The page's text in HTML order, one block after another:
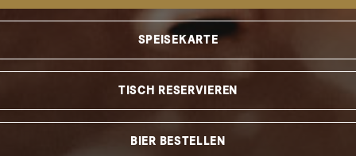
SPEISEKARTE
TISCH RESERVIEREN
BIER BESTELLEN